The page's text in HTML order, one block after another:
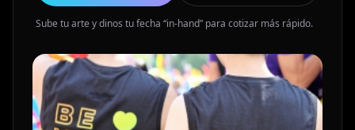
Sube tu arte y dinos tu fecha “in-hand” para cotizar más rápido.